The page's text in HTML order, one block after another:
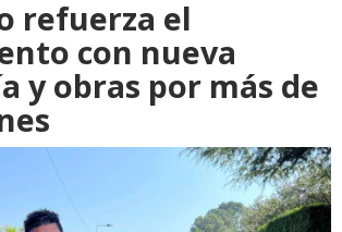
refuerza el
con nueva
y obras por más de